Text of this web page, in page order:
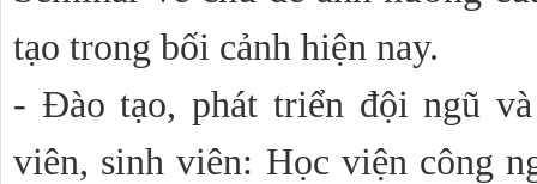
tạo trong bối cảnh hiện nay.
- Đào tạo, phát triển đội ngũ
viên, sinh viên: Học viện công